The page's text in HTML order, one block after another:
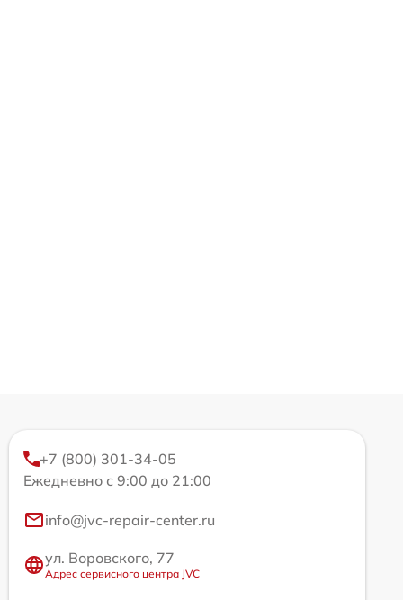
+7 (800) 301-34-05
Ежедневно с 9:00 до 21:00
info@jvc-repair-center.ru
ул. Воровского, 77
Адрес сервисного центра JVC